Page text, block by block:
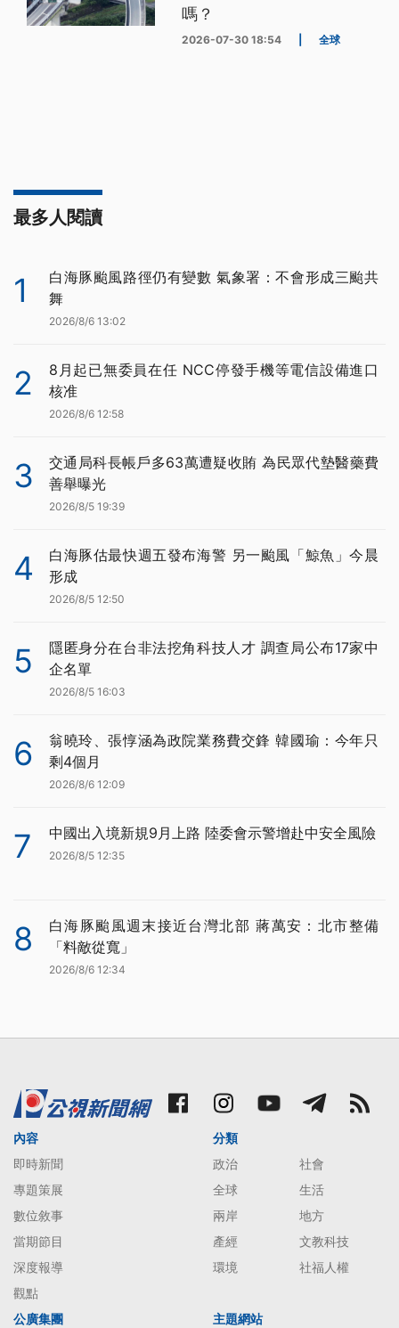
嗎？
2026-07-30 18:54 全球
最多人閱讀
1
白海豚颱風路徑仍有變數 氣象署：不會形成三颱共
舞
2026/8/6 13:02
2
8月起已無委員在任 NCC停發手機等電信設備進口
核准
2026/8/6 12:58
3
交通局科長帳戶多63萬遭疑收賄 為民眾代墊醫藥費
善舉曝光
2026/8/5 19:39
4
白海豚估最快週五發布海警 另一颱風「鯨魚」今晨
形成
2026/8/5 12:50
5
隱匿身分在台非法挖角科技人才 調查局公布17家中
企名單
2026/8/5 16:03
6
翁曉玲、張惇涵為政院業務費交鋒 韓國瑜：今年只
剩4個月
2026/8/6 12:09
7 中國出入境新規9月上路 陸委會示警增赴中安全風險
2026/8/5 12:35
8
白海豚颱風週末接近台灣北部 蔣萬安：北市整備
「料敵從寬」
2026/8/6 12:34
內容
即時新聞
專題策展
數位敘事
當期節目
深度報導
觀點
分類
政治
社會
全球
生活
兩岸
地方
產經
文教科技
環境
社福人權
公廣集團 主題網站